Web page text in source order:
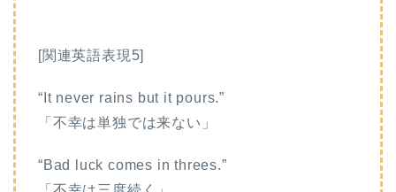
[関連英語表現5]
“It never rains but it pours.”
「不幸は単独では来ない」
“Bad luck comes in threes.”